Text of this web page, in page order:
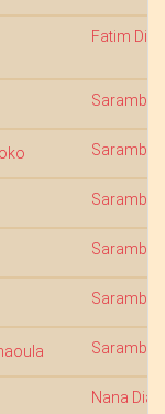
Fatim
Saramba
Saramba
Saramba
Saramba
Saramba
Saramba
Nana